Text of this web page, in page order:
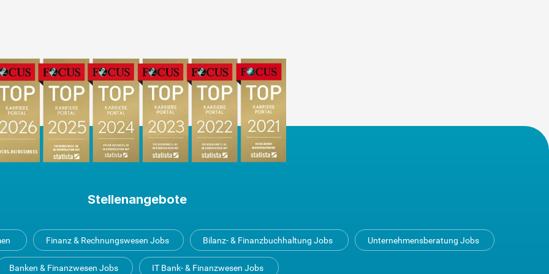
Stellenangebote
Finanz & Rechnungswesen Jobs Bilanz- & Finanzbuchhaltung Jobs Unternehmensberatung Jobs
Banken & Finanzwesen Jobs IT Bank- & Finanzwesen Jobs